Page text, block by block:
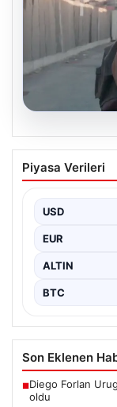
05.08.2026
Türk
Özgün
Piyasa Verileri
USD
EUR
ALTIN
BTC
Son Eklenen
■Diego Forlan
oldu